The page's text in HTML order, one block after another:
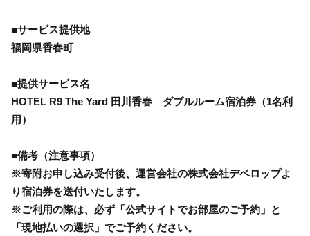
■サービス提供地
福岡県香春町
■提供サービス名
HOTEL R9 The Yard 田川香春 ダブルルーム宿泊券（1名利
用）
■備考（注意事項）
※寄附お申し込み受付後、運営会社の株式会社デベロップよ
り宿泊券を送付いたします。
※ご利用の際は、必ず「公式サイトでお部屋のご予約」と
「現地払いの選択」でご予約ください。